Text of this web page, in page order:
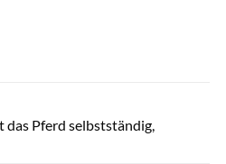
Pferd selbstständig,